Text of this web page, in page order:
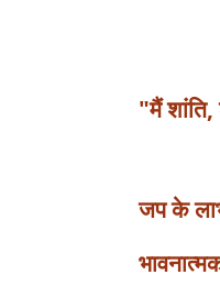
"मैं
जप के